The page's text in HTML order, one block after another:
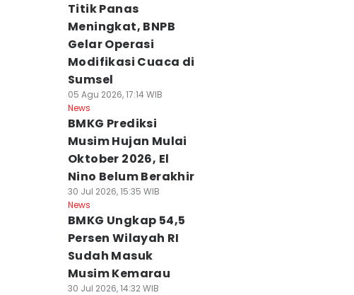
Titik Panas
Meningkat, BNPB
Gelar Operasi
Modifikasi Cuaca di
Sumsel
05 Agu 2026, 17:14 WIB
News
BMKG Prediksi
Musim Hujan Mulai
Oktober 2026, El
Nino Belum Berakhir
30 Jul 2026, 15:35 WIB
News
BMKG Ungkap 54,5
Persen Wilayah RI
Sudah Masuk
Musim Kemarau
30 Jul 2026, 14:32 WIB